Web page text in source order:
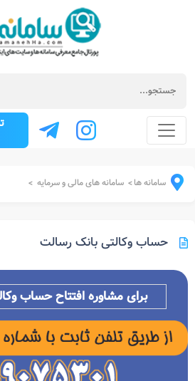
سامانه ها> سامانه های مالی و سرمایه >
حساب وکالتی بانک رسالت
برای مشاوره افتتاح حساب